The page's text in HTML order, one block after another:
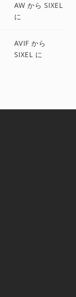
AW から SIXEL
に
AVIF から
SIXEL に